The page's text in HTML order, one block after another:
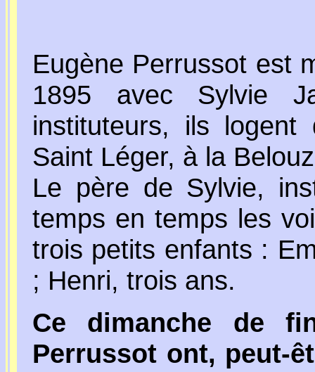
Eugène Perrussot est
1895 avec Sylvie
instituteurs, ils logent
Saint Léger, à la
Le père de Sylvie,
temps en temps les
trois petits enfants :
; Henri, trois ans.
Ce dimanche de
Perrussot ont, peut-